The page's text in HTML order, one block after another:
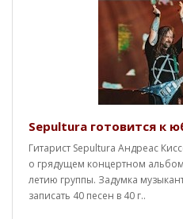
Sepultura готовится к
Гитарист Sepultura Андреас
о грядущем концертном
летию группы. Задумка
записать 40 песен в 40 г..